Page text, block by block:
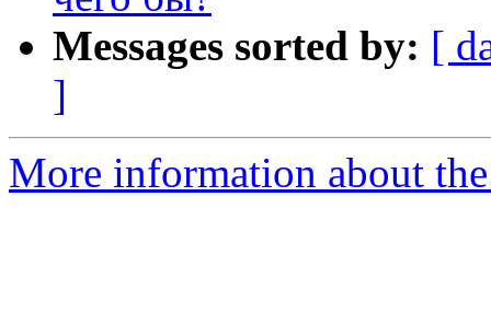
Messages sorted by: [
]
More information about